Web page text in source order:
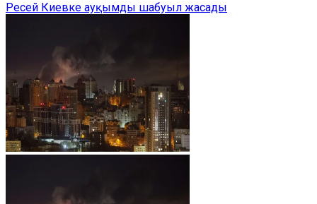
Ресей Киевке ауқымды шабуыл жасады